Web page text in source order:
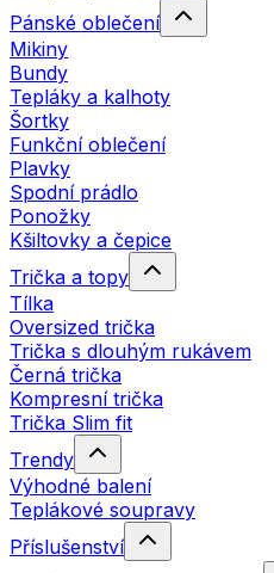
Pánské oblečení
Mikiny
Bundy
Tepláky a kalhoty
Šortky
Funkční oblečení
Plavky
Spodní prádlo
Ponožky
Kšiltovky a čepice
Trička a topy
Tílka
Oversized trička
Trička s dlouhým rukávem
Černá trička
Kompresní trička
Trička Slim fit
Trendy
Výhodné balení
Teplákové soupravy
Příslušenství